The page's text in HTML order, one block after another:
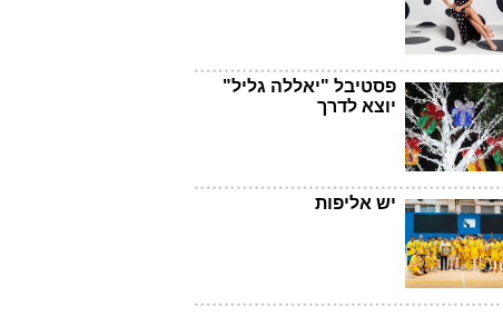
פסטיבל "יאללה גליל"
יוצא לדרך
יש אליפות